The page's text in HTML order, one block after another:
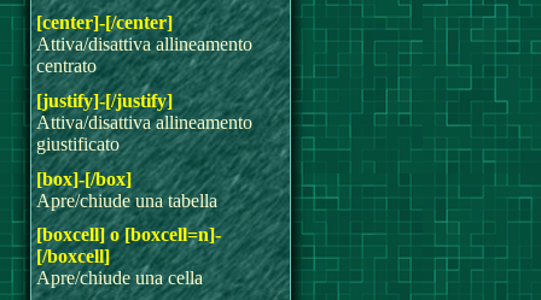
[center]-[/center]
Attiva/disattiva allineamento
centrato
[justify]-[/justify]
Attiva/disattiva allineamento
giustificato
[box]-[/box]
Apre/chiude una tabella
[boxcell] o [boxcell=n]-
[/boxcell]
Apre/chiude una cella